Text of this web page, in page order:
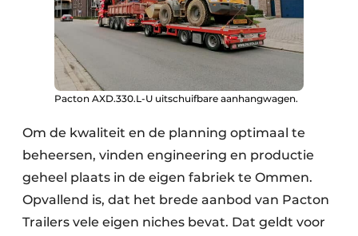
Pacton AXD.330.L-U uitschuifbare aanhangwagen.
Om de kwaliteit en de planning optimaal te
beheersen, vinden engineering en productie
geheel plaats in de eigen fabriek te Ommen.
Opvallend is, dat het brede aanbod van Pacton
Trailers vele eigen niches bevat. Dat geldt voor